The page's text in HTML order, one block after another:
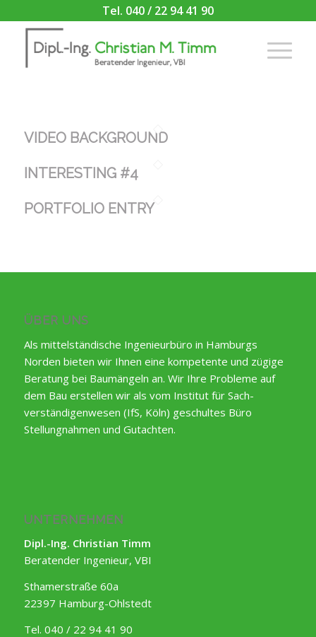
Tel. 040 / 22 94 41 90
VIDEO BACKGROUND
INTERESTING #4
PORTFOLIO ENTRY
ÜBER UNS
Als mittelständische Ingenieurbüro in Hamburgs
Norden bieten wir Ihnen eine kompetente und zügige
Beratung bei Baumängeln an. Wir Ihre Probleme auf
dem Bau erstellen wir als vom Institut für Sach-
verständigenwesen (IfS, Köln) geschultes Büro
Stellungnahmen und Gutachten.
UNTERNEHMEN
Dipl.-Ing. Christian Timm
Beratender Ingenieur, VBI
Sthamerstraße 60a
22397 Hamburg-Ohlstedt
Tel. 040 / 22 94 41 90